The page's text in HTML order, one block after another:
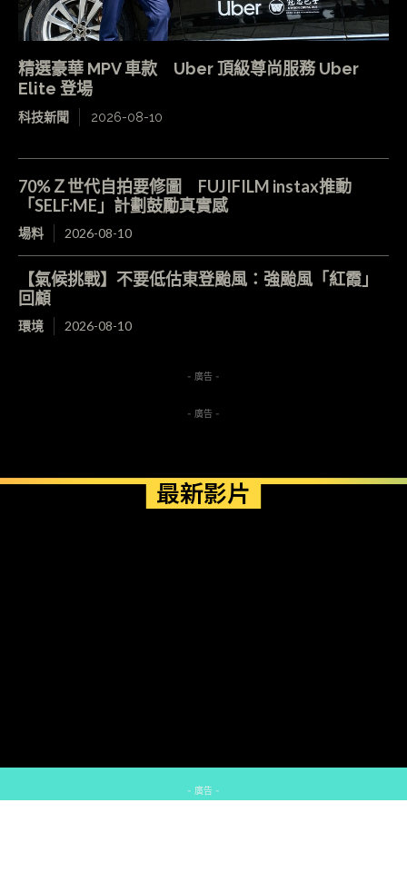
精選豪華 MPV 車款 Uber 頂級尊尚服務 Uber
Elite 登場
科技新聞 2026-08-10
70%Ｚ世代自拍要修圖 FUJIFILM instax推動
「SELF:ME」計劃鼓勵真實感
場料 2026-08-10
【氣候挑戰】不要低估東登颱風：強颱風「紅霞」
回顧
環境 2026-08-10
- 廣告 -
- 廣告 -
最新影片
- 廣告 -